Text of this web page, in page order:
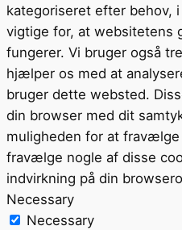
kategoriseret efter behov,
vigtige for, at websitetens
fungerer. Vi bruger også
hjælper os med at
bruger dette websted.
din browser med dit
muligheden for at
fravælge nogle af disse
indvirkning på din
Necessary
Necessary